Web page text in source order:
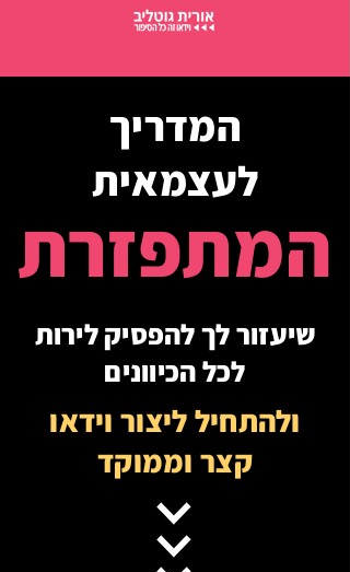
המדריך
לעצמאית
המתפזרת
שיעזור לך להפסיק לירות
לכל הכיוונים
ולהתחיל ליצור וידאו
קצר וממוקד